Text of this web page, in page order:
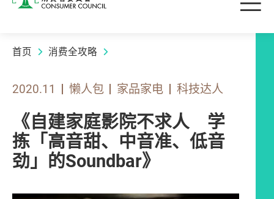
消费者委员会
首页 消费全攻略
2020.11 懒人包 家品家电 科技达人
《自建家庭影院不求人 学
拣「高音甜、中音准、低音
劲」的Soundbar》